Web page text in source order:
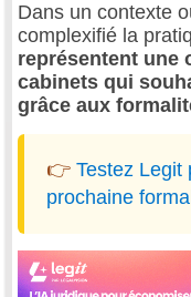
Dans un contexte
complexifié la
représentent une
cabinets qui
grâce aux
👉 Testez Legit
prochaine